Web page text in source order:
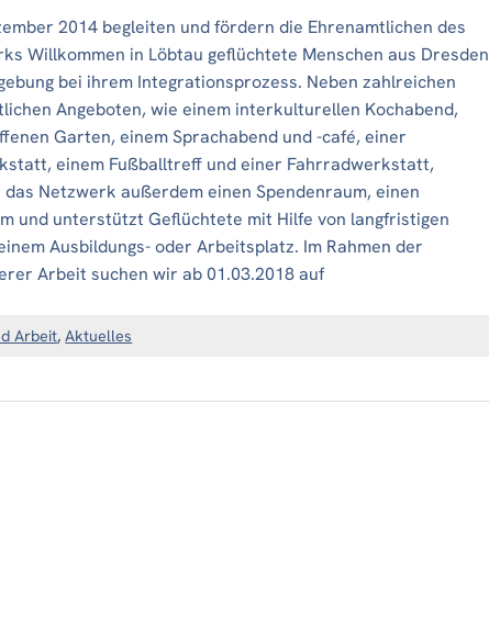
2014 begleiten und fördern die Ehrenamtlichen des
Willkommen in Löbtau geflüchtete Menschen aus Dresden
bei ihrem Integrationsprozess. Neben zahlreichen
Angeboten, wie einem interkulturellen Kochabend,
Garten, einem Sprachabend und -café, einer
einem Fußballtreff und einer Fahrradwerkstatt,
Netzwerk außerdem einen Spendenraum, einen
und unterstützt Geflüchtete mit Hilfe von langfristigen
Ausbildungs- oder Arbeitsplatz. Im Rahmen der
Arbeit suchen wir ab 01.03.2018 auf
Arbeit,Aktuelles